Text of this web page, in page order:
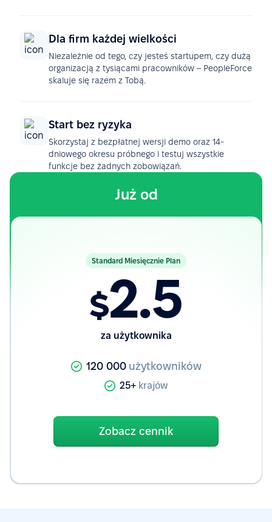
Dla firm każdej wielkości
Niezależnie od tego, czy jesteś startupem, czy dużą
organizacją z tysiącami pracowników – PeopleForce
skaluje się razem z Tobą.
Start bez ryzyka
Skorzystaj z bezpłatnej wersji demo oraz 14-
dniowego okresu próbnego i testuj wszystkie
funkcje bez żadnych zobowiązań.
Już od
Standard Miesięcznie Plan
$2.5
za użytkownika
120 000 użytkowników
25+ krajów
Zobacz cennik